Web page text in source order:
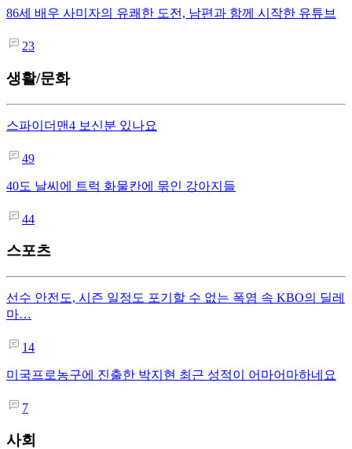
86세 배우 사미자의 유쾌한 도전, 남편과 함께 시작한 유튜브
23
생활/문화
스파이더맨4 보신분 있나요
49
40도 날씨에 트럭 화물칸에 묶인 강아지들
44
스포츠
선수 안전도, 시즌 일정도 포기할 수 없는 폭염 속 KBO의 딜레
마…
14
미국프로농구에 진출한 박지현 최근 성적이 어마어마하네요
7
사회